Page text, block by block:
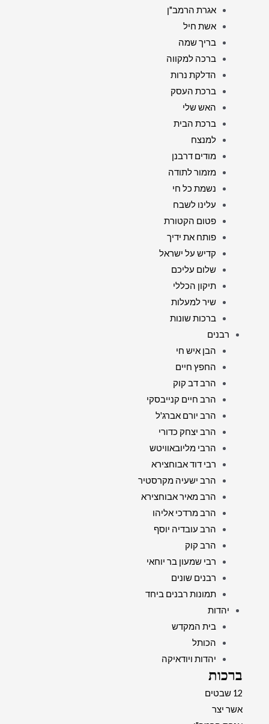
אגרת הרמב"ן
אשת חיל
בריך שמה
ברכה למקווה
הדלקת נרות
ברכת העסק
האש שלי
ברכת הבית
למנצח
מודים דרבנן
מזמור לתודה
נשמת כל חי
עלינו לשבח
פטום הקטורת
פותח את ידיך
קדיש על ישראל
שלום עליכם
תיקון הכללי
שיר למעלות
ברכות שונות
רבנים
הבן איש חי
החפץ חיים
הרב דב קוק
הרב חיים קנייבסקי
הרב יורם אברג'ל
הרב יצחק כדורי
הרבי מליובאוויטש
רבי דוד אבוחצירא
הרב ישעיה מקרסטיר
הרב מאיר אבוחצירא
הרב מרדכי אליהו
הרב עובדיה יוסף
הרב קוק
רבי שמעון בר יוחאי
רבנים שונים
תמונות רבנים ביחד
יהדות
בית המקדש
הכותל
יהדות ויודאיקה
ברכות
12 שבטים
אשר יצר